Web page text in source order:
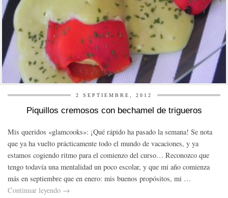
2 SEPTIEMBRE, 2012
Piquillos cremosos con bechamel de trigueros
Mis queridos «glamcooks»: ¡Qué rápido ha pasado la semana! Se nota
que ya ha vuelto prácticamente todo el mundo de vacaciones, y ya
estamos cogiendo ritmo para el comienzo del curso… Reconozco que
tengo todavía una mentalidad un poco escolar, y que mi año comienza
más en septiembre que en enero: mis buenos propósitos, mi …
Continuar leyendo →